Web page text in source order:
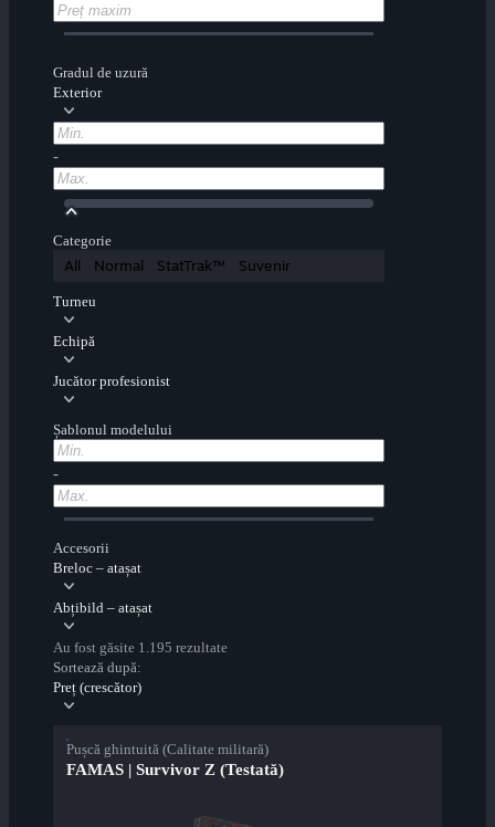
Gradul de uzură
Exterior
-
Categorie
All Normal StatTrak™ Suvenir
Turneu
Echipă
Jucător profesionist
Șablonul modelului
-
Accesorii
Breloc – atașat
Abțibild – atașat
Au fost găsite 1.195 rezultate
Sortează după:
Preț (crescător)
Pușcă ghintuită (Calitate militară)
FAMAS | Survivor Z (Testată)